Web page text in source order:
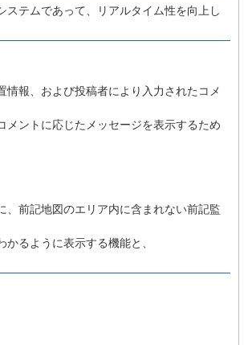
テムであって、リアルタイム性を向上し
報、および投稿者により入力されたコメ
ントに応じたメッセージを表示するため
前記地図のエリア内に含まれない前記監
るように表示する機能と、